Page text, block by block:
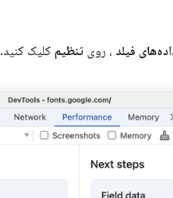
فیلد ، روی تنظیم کلیک کنید.